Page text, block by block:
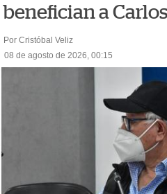
benefician a
Por Cristóbal Veliz
08 de agosto de 2026, 00:15